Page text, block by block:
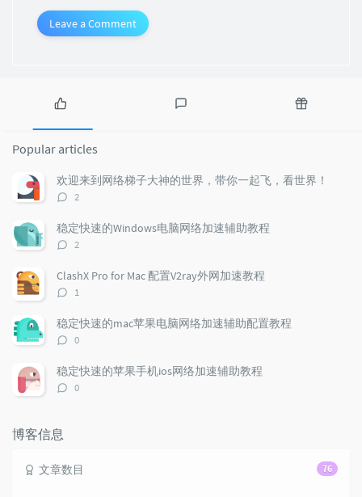
Leave a Comment
P
p
u
l
a
r
a
r
t
i
l
e
e
s
c
o
m
t
d
o
Popular articles
欢迎来到网络梯子大神的世界，带你一起飞，看世界！
评
数：
2
稳定快速的Windows电脑网络加速辅助教程
评
数：
2
ClashX Pro for Mac 配置V2ray外网加速教程
评
数：
1
稳定快速的mac苹果电脑网络加速辅助配置教程
评
数：
0
稳定快速的苹果手机ios网络加速辅助教程
评
0
博客信息
76
文章数目